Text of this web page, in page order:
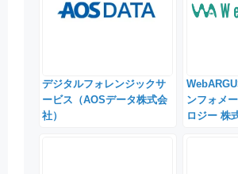
デジタルフォレンジックサ
ービス（AOSデータ株式会
社）
ンフォメ
ロジー 株